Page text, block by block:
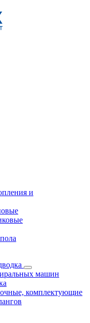
и
машин
комплектующие